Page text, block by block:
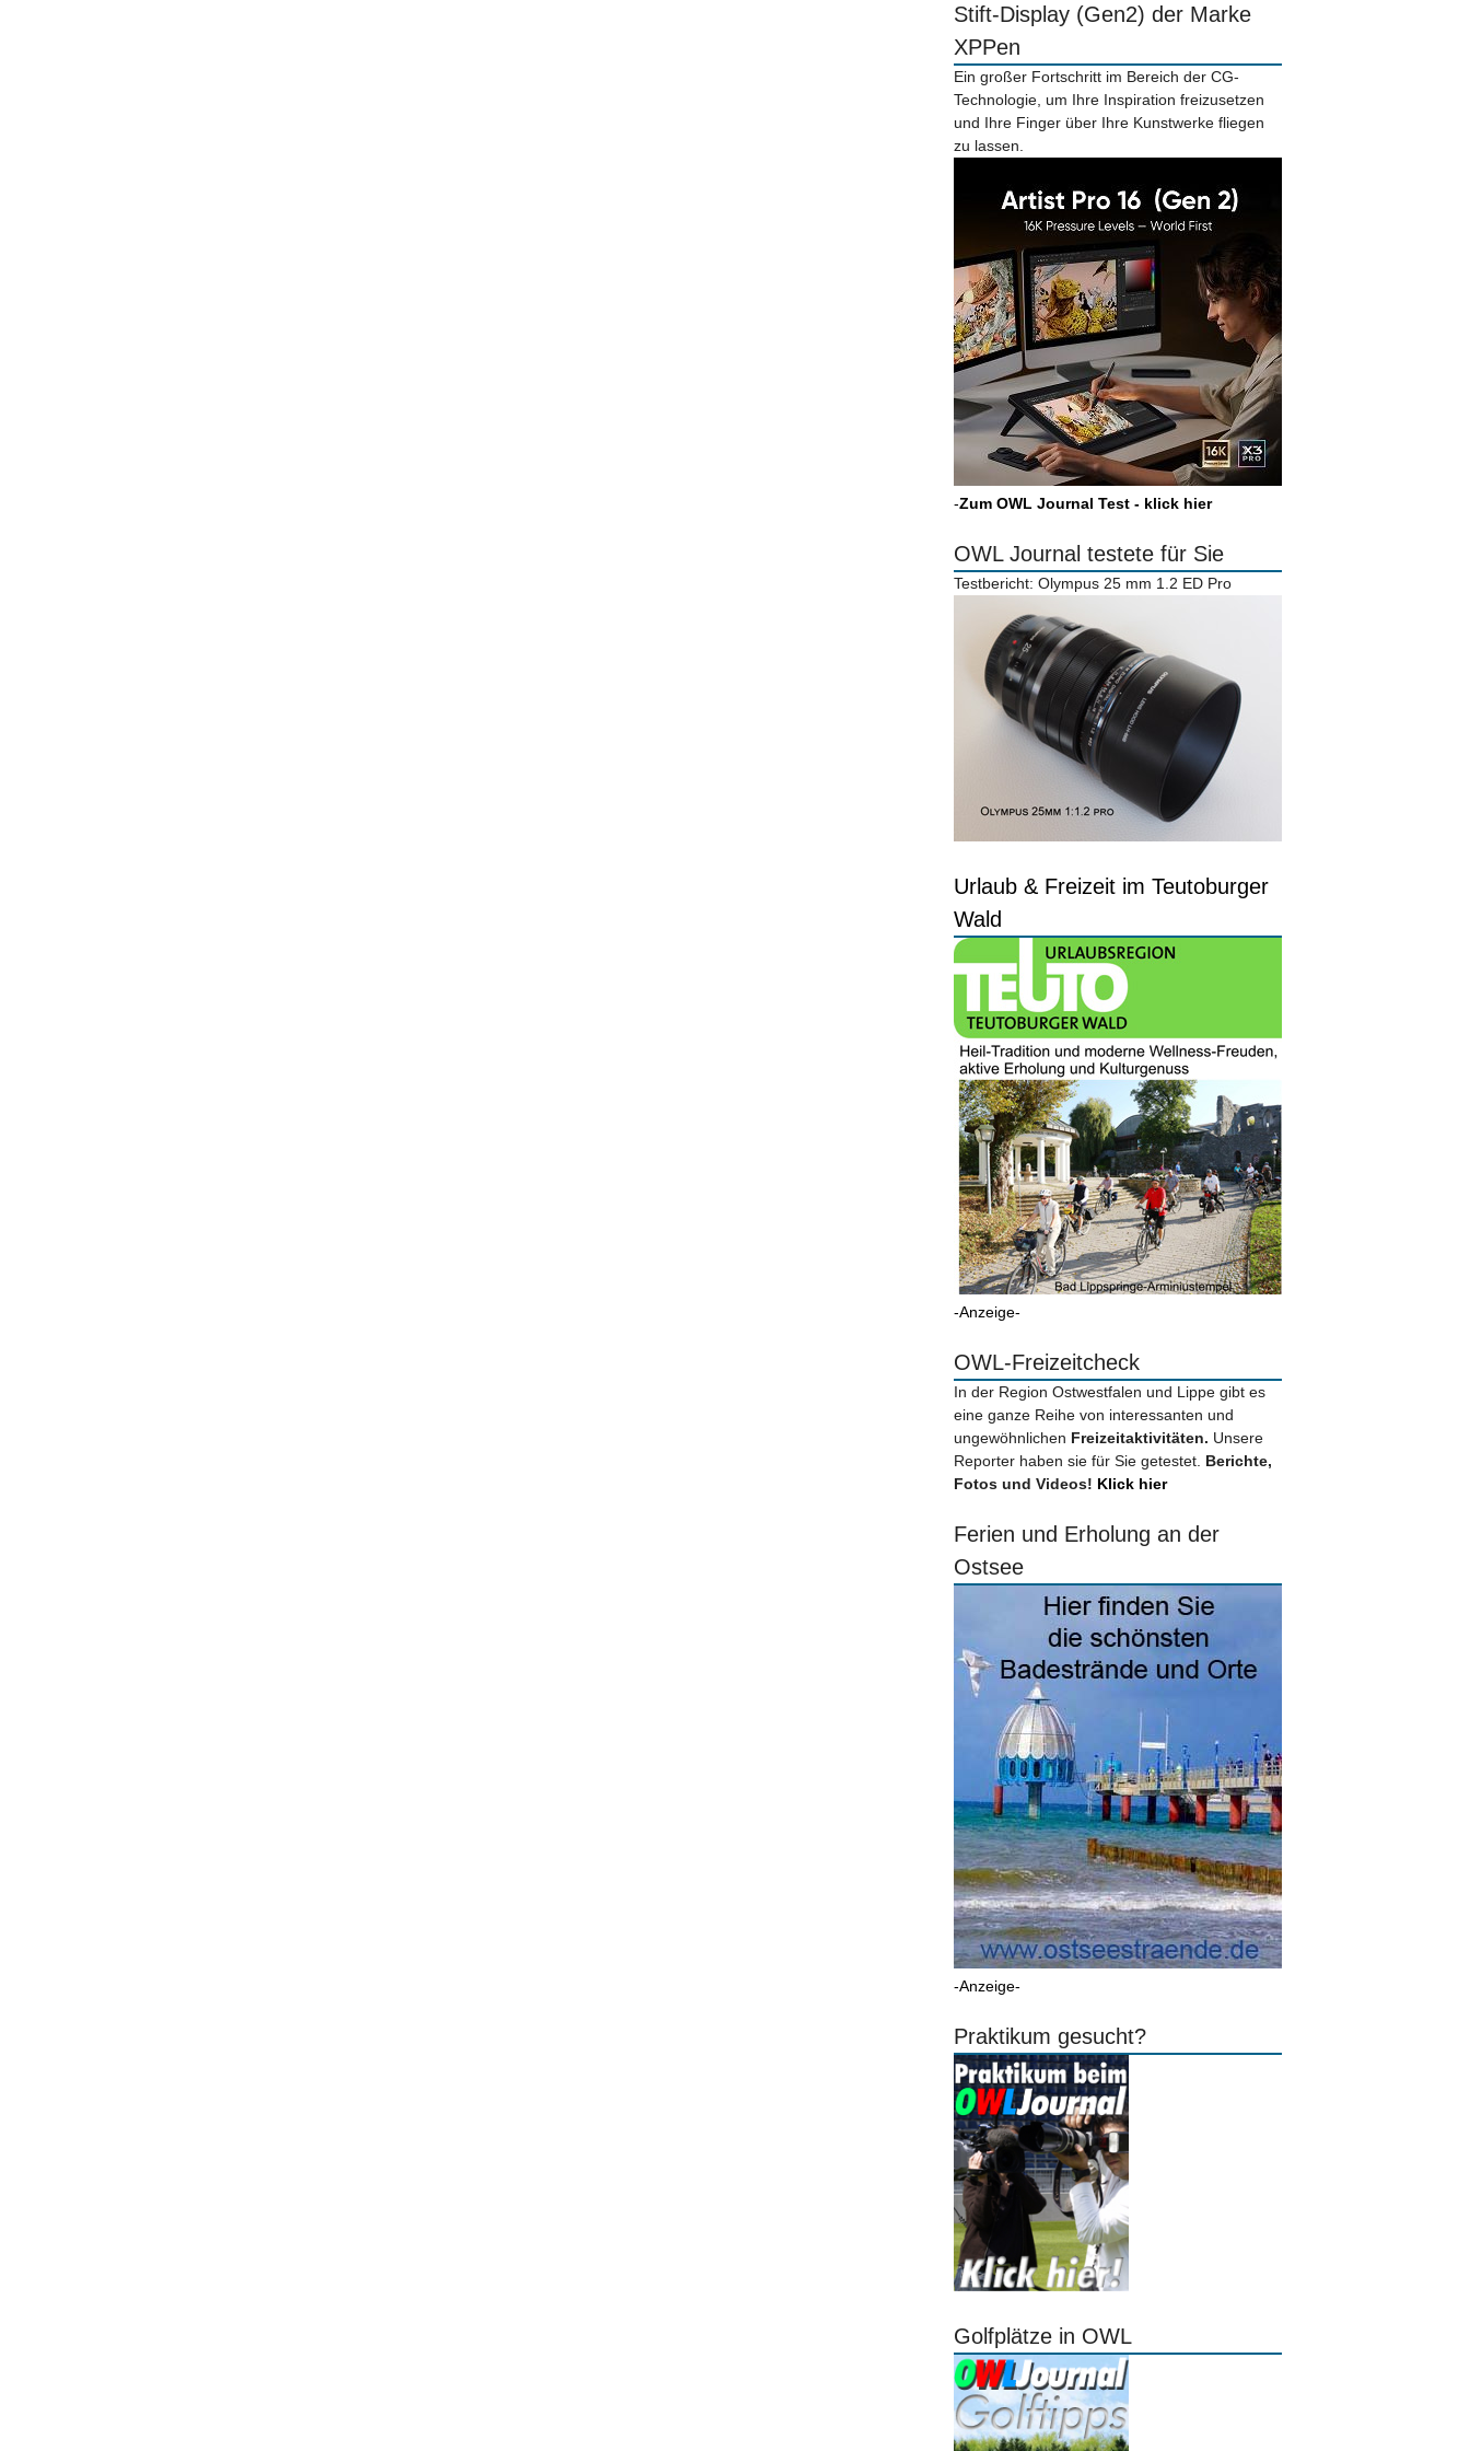
Stift-Display (Gen2) der Marke
XPPen
Ein großer Fortschritt im Bereich der CG-
Technologie, um Ihre Inspiration freizusetzen
und Ihre Finger über Ihre Kunstwerke fliegen
zu lassen.
-Zum OWL Journal Test - klick hier
OWL Journal testete für Sie
Testbericht: Olympus 25 mm 1.2 ED Pro
Urlaub & Freizeit im Teutoburger
Wald
-Anzeige-
OWL-Freizeitcheck
In der Region Ostwestfalen und Lippe gibt es
eine ganze Reihe von interessanten und
ungewöhnlichen Freizeitaktivitäten. Unsere
Reporter haben sie für Sie getestet. Berichte,
Fotos und Videos! Klick hier
Ferien und Erholung an der
Ostsee
-Anzeige-
Praktikum gesucht?
Golfplätze in OWL